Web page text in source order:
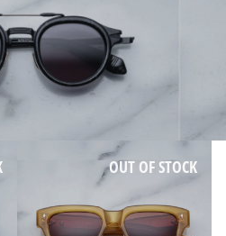
OUT OF STOCK